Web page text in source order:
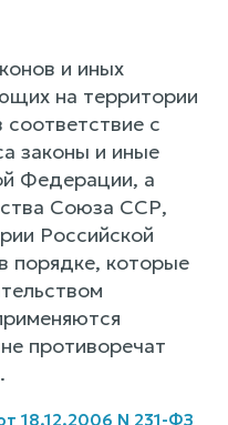
и иных
на территории
с
законы и иные
Федерации, а
Союза ССР,
Российской
порядке, которые
противоречат
18.12.2006 N 231-ФЗ